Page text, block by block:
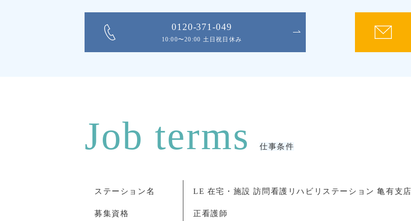
0120-371-049
10:00〜20:00 土日祝日休み
仕事条件
ステーション名 LE 在宅・施設 訪問看護リハビリステーション 亀有支店
募集資格 正看護師